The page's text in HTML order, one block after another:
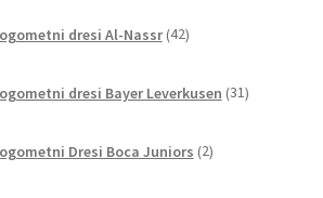
dresi Al-Nassr 42izdelkov
dresi Bayer Leverkusen 31izdelkov
Dresi Boca Juniors 2izdelka